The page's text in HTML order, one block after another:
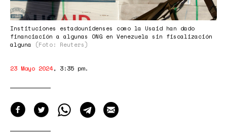
Instituciones estadounidenses como la Usaid han dado
financiación a algunas ONG en Venezuela sin fiscalización
alguna
(Foto: Reuters)
23 Mayo 2024, 3:35 pm.